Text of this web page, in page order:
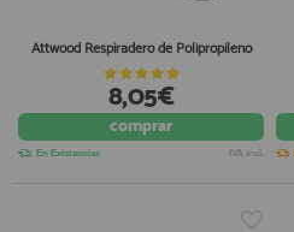
Attwood Respiradero de Polipropileno
8,05€
comprar
En Existencias IVA incl.